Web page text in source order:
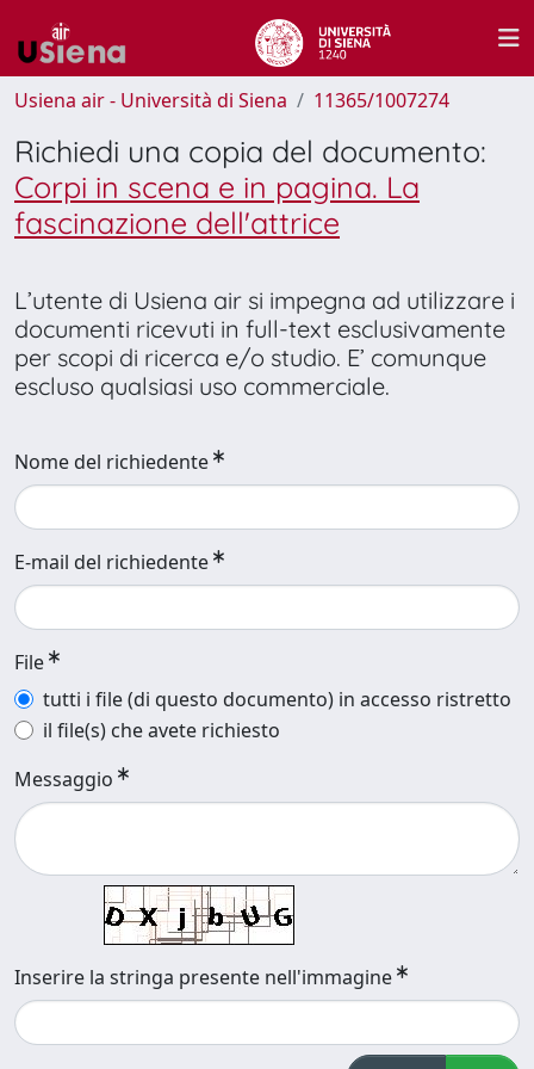
Usiena air - Università di Siena 11365/1007274
Richiedi una copia del documento:
Corpi in scena e in pagina. La
fascinazione dell'attrice
L’utente di Usiena air si impegna ad utilizzare i
documenti ricevuti in full-text esclusivamente
per scopi di ricerca e/o studio. E’ comunque
escluso qualsiasi uso commerciale.
Nome del richiedente
E-mail del richiedente
File
tutti i file (di questo documento) in accesso ristretto
il file(s) che avete richiesto
Messaggio
Inserire la stringa presente nell'immagine